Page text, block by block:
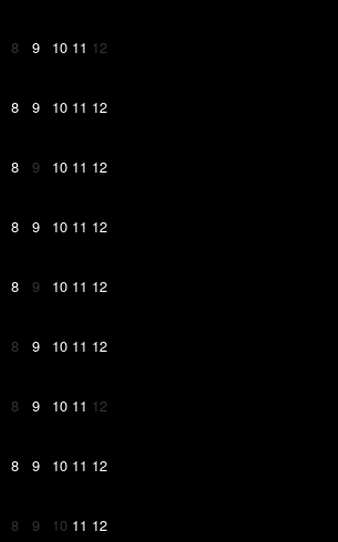
8 9 10 11 12
8 9 10 11 12
8 9 10 11 12
8 9 10 11 12
8 9 10 11 12
8 9 10 11 12
8 9 10 11 12
8 9 10 11 12
8 9 10 11 12